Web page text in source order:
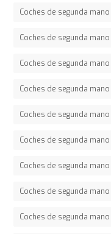
Coches de segunda
Coches de segunda
Coches de segunda
Coches de segunda
Coches de segunda
Coches de segunda
Coches de segunda
Coches de segunda
Coches de segunda